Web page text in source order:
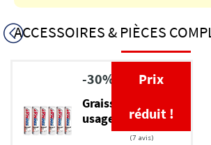
ACCESSOIRES & PIÈCES
Graisse TP multi-
usage EP 2
Prix
réduit !
-30%